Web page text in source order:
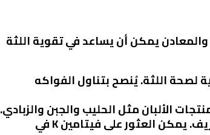
والمعادن يمكن أن يساعد في تقوية اللثة
لصحة اللثة. يُنصح بتناول الفواكه
الألبان مثل الحليب والجبن والزبادي.
: فيتامين K يساعد في تقوية الأوعية الدموية وتقليل النزيف. يمكن العثور على فيتامين K في